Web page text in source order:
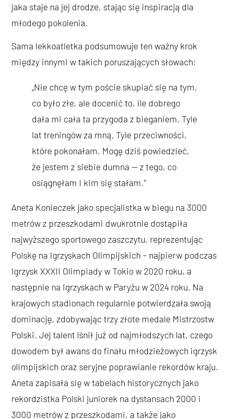
jaka staje na jej drodze, stając się inspiracją dla
młodego pokolenia.
Sama lekkoatletka podsumowuje ten ważny krok
między innymi w takich poruszających słowach:
„Nie chcę w tym poście skupiać się na tym,
co było złe, ale docenić to, ile dobrego
dała mi cała ta przygoda z bieganiem. Tyle
lat treningów za mną. Tyle przeciwności,
które pokonałam. Mogę dziś powiedzieć,
że jestem z siebie dumna — z tego, co
osiągnęłam i kim się stałam.”
Aneta Konieczek jako specjalistka w biegu na 3000
metrów z przeszkodami dwukrotnie dostąpiła
najwyższego sportowego zaszczytu, reprezentując
Polskę na Igrzyskach Olimpijskich – najpierw podczas
Igrzysk XXXII Olimpiady w Tokio w 2020 roku, a
następnie na Igrzyskach w Paryżu w 2024 roku. Na
krajowych stadionach regularnie potwierdzała swoją
dominację, zdobywając trzy złote medale Mistrzostw
Polski. Jej talent lśnił już od najmłodszych lat, czego
dowodem był awans do finału młodzieżowych igrzysk
olimpijskich oraz seryjne poprawianie rekordów kraju.
Aneta zapisała się w tabelach historycznych jako
rekordzistka Polski juniorek na dystansach 2000 i
3000 metrów z przeszkodami, a także jako